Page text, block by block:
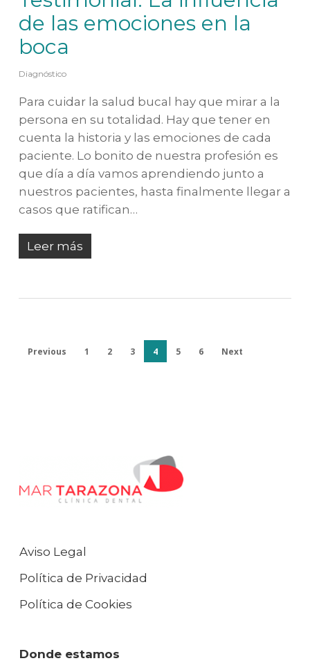
de las emociones en la
boca
Diagnóstico
Para cuidar la salud bucal hay que mirar a la
persona en su totalidad. Hay que tener en
cuenta la historia y las emociones de cada
paciente. Lo bonito de nuestra profesión es
que día a día vamos aprendiendo junto a
nuestros pacientes, hasta finalmente llegar a
casos que ratifican…
Leer más
Previous 1 2 3 4 5 6 Next
Aviso Legal
Política de Privacidad
Política de Cookies
Donde estamos